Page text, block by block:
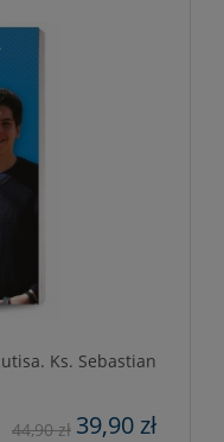
Ks. Sebastian
39,90 zł
44,90 zł